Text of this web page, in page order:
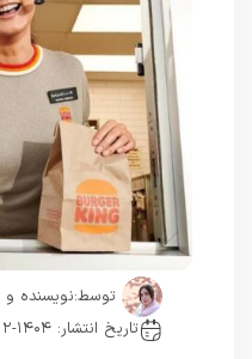
توسط: نویسنده و خبرنگار
تاریخ انتشار: ۱۴۰۴-۱۲-۰۸